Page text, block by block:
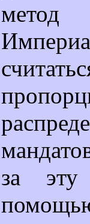
метод
за